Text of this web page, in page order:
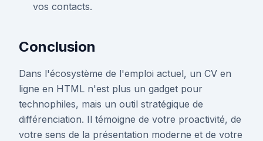
vos contacts.
Conclusion
Dans l'écosystème de l'emploi actuel, un CV en
ligne en HTML n'est plus un gadget pour
technophiles, mais un outil stratégique de
différenciation. Il témoigne de votre proactivité, de
votre sens de la présentation moderne et de votre